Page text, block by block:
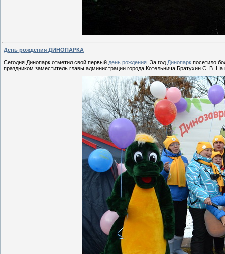
День рождения ДИНОПАРКА
Сегодня Динопарк отметил свой первый день рождения . За год Динопарк посетило
праздником заместитель главы администрации города Котельнича Братухин С. В.